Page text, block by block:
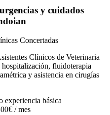
y cuidados
Concertadas
Clínicos de Veterinaria
hospitalización, fluidoterapia
y asistencia en cirugías
experiencia básica
/ mes